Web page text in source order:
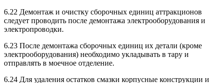
6.22 Демонтаж и очистку сборочных единиц аттракционов
следует проводить после демонтажа электрооборудования и
электропроводки.
6.23 После демонтажа сборочных единиц их детали (кроме
электрооборудования) необходимо укладывать в тару и
отправлять в моечное отделение.
6.24 Для удаления остатков смазки корпусные конструкции и